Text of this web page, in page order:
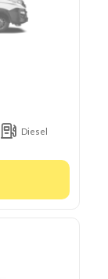
Diesel